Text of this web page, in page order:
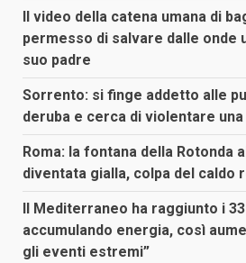
Il video della catena umana di
permesso di salvare dalle onde
suo padre
Sorrento: si finge addetto alle
deruba e cerca di violentare
Roma: la fontana della Rotonda
diventata gialla, colpa del caldo
Il Mediterraneo ha raggiunto i
accumulando energia, così
gli eventi estremi”